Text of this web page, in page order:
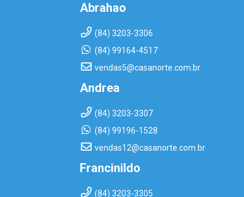
Abrahao
(84) 3203-3306
(84) 99164-4517
vendas5@casanorte.com.br
Andrea
(84) 3203-3307
(84) 99196-1528
vendas12@casanorte.com.br
Francinildo
(84) 3203-3305